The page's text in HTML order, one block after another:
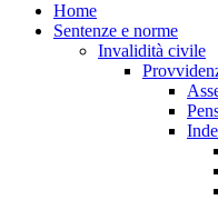
Home
Sentenze e norme
Invalidità civile